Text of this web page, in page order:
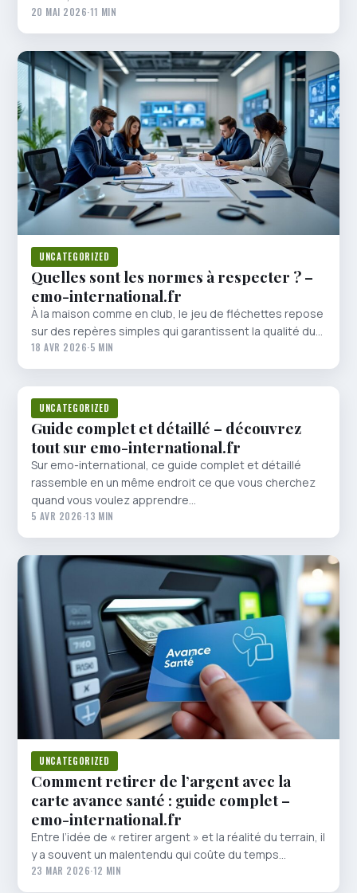
20 MAI 2026·11 MIN
UNCATEGORIZED
Quelles sont les normes à respecter ? –
emo-international.fr
À la maison comme en club, le jeu de fléchettes repose
sur des repères simples qui garantissent la qualité du…
18 AVR 2026·5 MIN
UNCATEGORIZED
Guide complet et détaillé – découvrez
tout sur emo-international.fr
Sur emo-international, ce guide complet et détaillé
rassemble en un même endroit ce que vous cherchez
quand vous voulez apprendre…
5 AVR 2026·13 MIN
UNCATEGORIZED
Comment retirer de l’argent avec la
carte avance santé : guide complet –
emo-international.fr
Entre l’idée de « retirer argent » et la réalité du terrain, il
y a souvent un malentendu qui coûte du temps…
23 MAR 2026·12 MIN